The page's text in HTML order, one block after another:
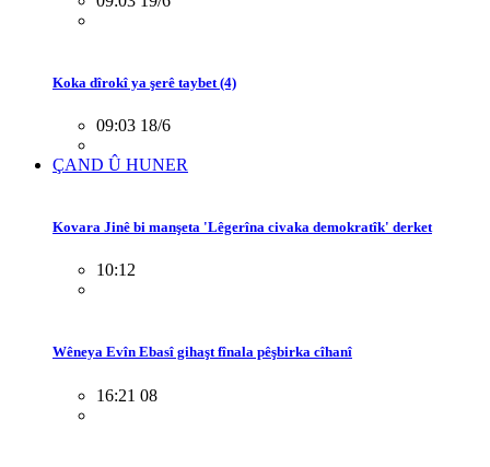
Koka dîrokî ya şerê taybet (4)
09:03 18/6
ÇAND Û HUNER
Kovara Jinê bi manşeta 'Lêgerîna civaka demokratîk' derket
10:12
Wêneya Evîn Ebasî gihaşt fînala pêşbirka cîhanî
16:21 08